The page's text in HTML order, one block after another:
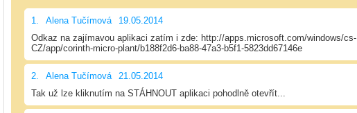
1. Alena Tučímová
19.05.2014
Odkaz na zajímavou aplikaci zatím i zde: http://apps.microsoft.com/windows/cs-
CZ/app/corinth-micro-plant/b188f2d6-ba88-47a3-b5f1-5823dd67146e
2. Alena Tučímová
21.05.2014
Tak už lze kliknutím na STÁHNOUT aplikaci pohodlně otevřít...